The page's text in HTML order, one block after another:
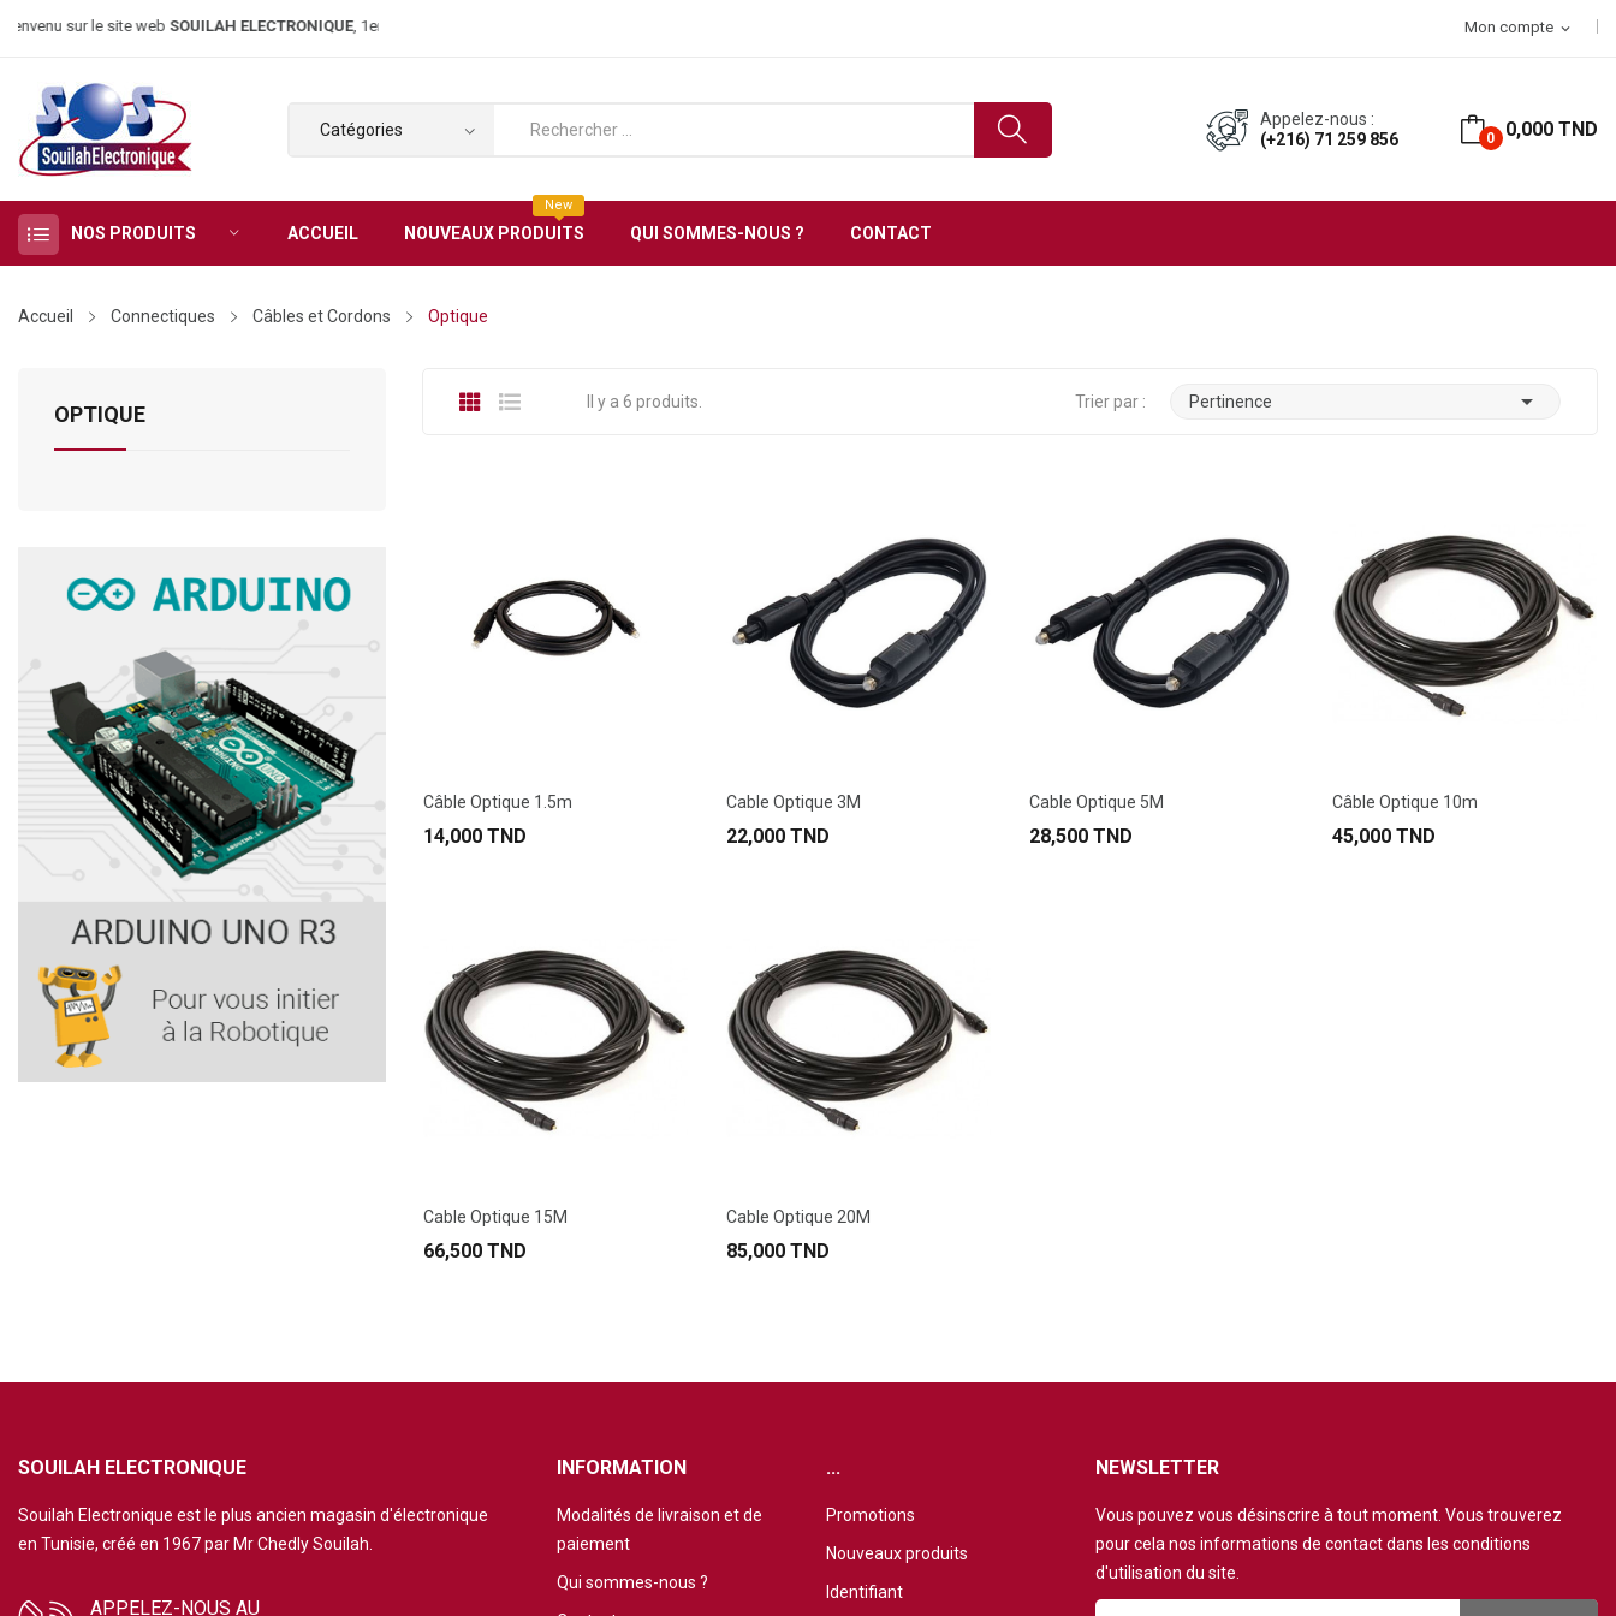
Mon compte expand_more
sur le site webSOUILAH ELECTRONIQUE, 1er magasin d’électronique en Tunisie Livraison gratuite à partir de 150 DT d’achat
0 0,000 TND
Appelez-nous :
(+216) 71 259 856
NOS PRODUITS ACCUEIL NOUVEAUX PRODUITS
New
QUI SOMMES-NOUS ? CONTACT
Accueil Connectiques Câbles et Cordons Optique
OPTIQUE Il y a 6 produits. Trier par : Pertinence 
Câble Optique 1.5m
14,000 TND
Cable Optique 3M
22,000 TND
Cable Optique 5M
28,500 TND
Câble Optique 10m
45,000 TND
Cable Optique 15M
66,500 TND
Cable Optique 20M
85,000 TND
SOUILAH ELECTRONIQUE
Souilah Electronique est le plus ancien magasin d'électronique
en Tunisie, créé en 1967 par Mr Chedly Souilah.
APPELEZ-NOUS AU
INFORMATION
Modalités de livraison et de
paiement
Qui sommes-nous ?
...
Promotions
Nouveaux produits
Identifiant
NEWSLETTER
Vous pouvez vous désinscrire à tout moment. Vous trouverez
pour cela nos informations de contact dans les conditions
d'utilisation du site.